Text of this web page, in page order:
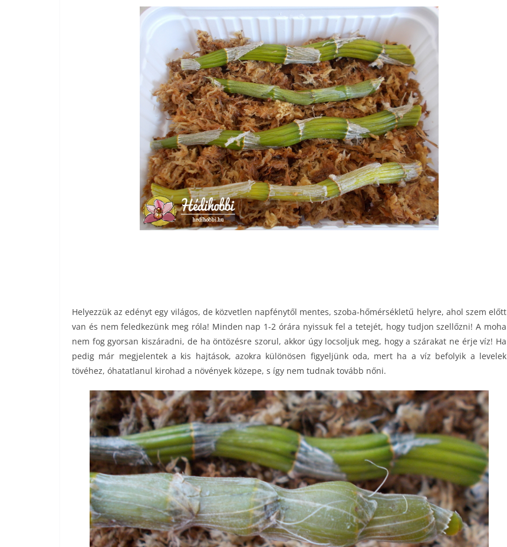
Helyezzük az edényt egy világos, de közvetlen napfénytől mentes, szoba-hőmérsékletű helyre, ahol szem előtt
van és nem feledkezünk meg róla! Minden nap 1-2 órára nyissuk fel a tetejét, hogy tudjon szellőzni! A moha
nem fog gyorsan kiszáradni, de ha öntözésre szorul, akkor úgy locsoljuk meg, hogy a szárakat ne érje víz! Ha
pedig már megjelentek a kis hajtások, azokra különösen figyeljünk oda, mert ha a víz befolyik a levelek
tövéhez, óhatatlanul kirohad a növények közepe, s így nem tudnak tovább nőni.